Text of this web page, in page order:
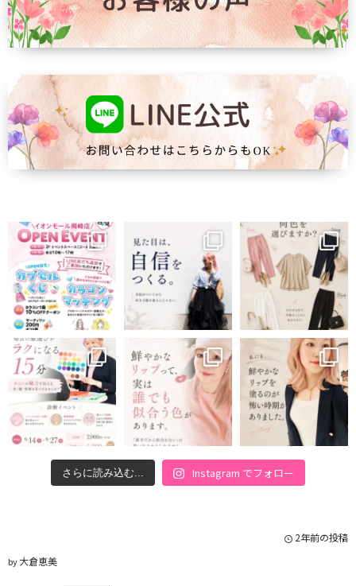
さらに読み込む... Instagram でフォロー
2年前の投稿
by大倉恵美